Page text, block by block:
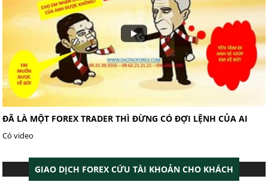
ĐÃ LÀ MỘT FOREX TRADER THÌ ĐỪNG CÓ ĐỢI LỆNH CỦA AI
Có video
GIAO DỊCH FOREX CỨU TÀI KHOẢN CHO KHÁCH